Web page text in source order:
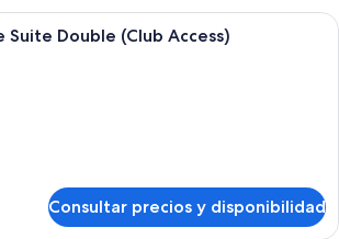
Una habitación de hotel con una
Suite Double (Club Access)
Consultar precios y disponibilidad